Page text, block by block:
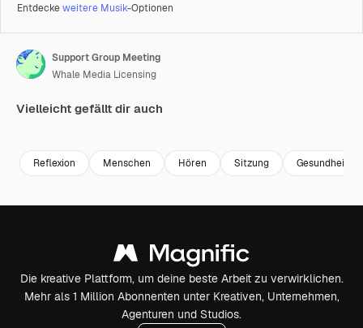
Entdeckeweitere Musik-Optionen
Support Group Meeting
Whale Media Licensing
Vielleicht gefällt dir auch
Reflexion Menschen Hören Sitzung Gesundheit
Die kreative Plattform, um deine beste Arbeit zu verwirklichen.
Mehr als 1 Million Abonnenten unter Kreativen, Unternehmen,
Agenturen und Studios.